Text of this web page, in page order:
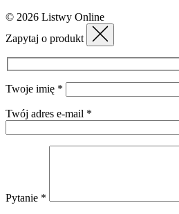
© 2026 Listwy Online
Zapytaj o produkt
Twoje imię *
Twój adres e-mail *
Pytanie *